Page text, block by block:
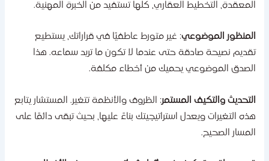
التخطيط العقاري، كلها تستفيد من الخبرة المهنية.
الموضوعي: غير متورط عاطفيًا في قراراتك، يستطيع
نصيحة صادقة حتى عندما لا تكون ما تريد سماعه. هذا
الموضوعي يحميك من أخطاء مكلفة.
والتكيف المستمر: الظروف والأنظمة تتغير. المستشار يتابع
التغيرات ويعدل استراتيجيتك بناءً عليها، بحيث تبقى دائمًا على
الصحيح.